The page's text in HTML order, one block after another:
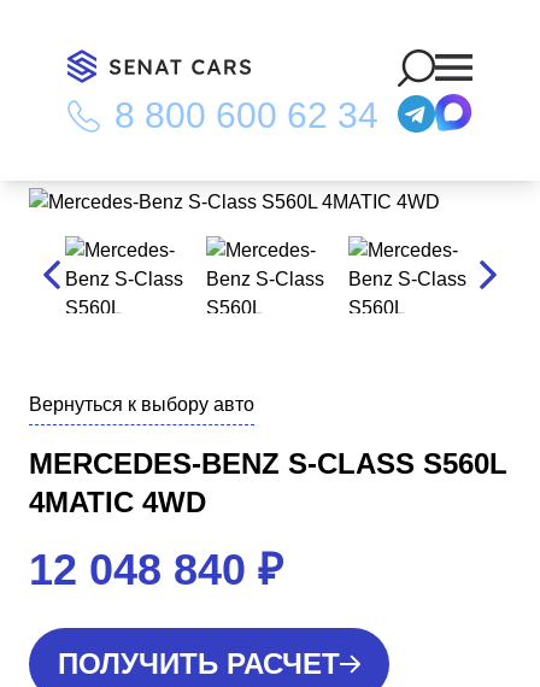
8 800 600 62 34
Главная Каталог/Mercedes-Benz S-Class S560L 4MATIC 4WD
Вернуться к выбору авто
MERCEDES-BENZ S-CLASS S560L
4MATIC 4WD
12 048 840 ₽
ПОЛУЧИТЬ РАСЧЕТ